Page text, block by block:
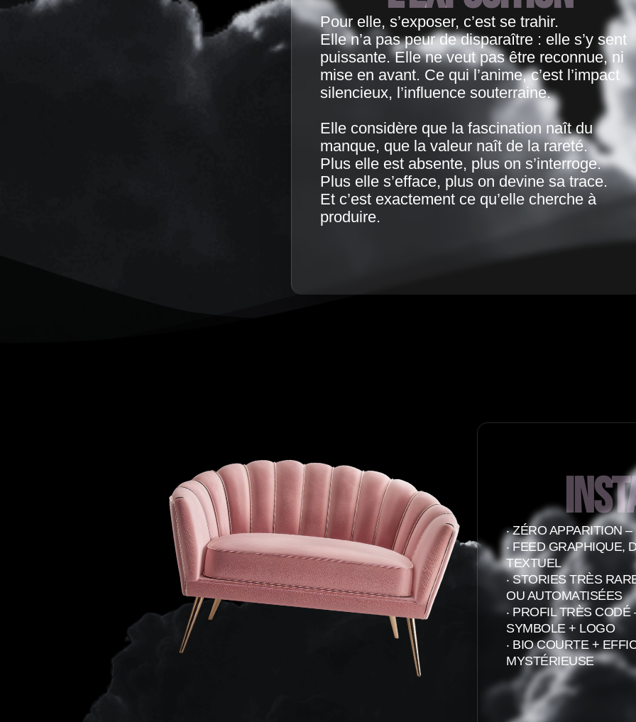
Pour elle, s’exposer, c’est se trahir.
Elle n’a pas peur de disparaître : elle s’y sent
puissante. Elle ne veut pas être reconnue, ni
mise en avant. Ce qui l’anime, c’est l’impact
silencieux, l’influence souterraine.
Elle considère que la fascination naît du
manque, que la valeur naît de la rareté.
Plus elle est absente, plus on s’interroge.
Plus elle s’efface, plus on devine sa trace.
Et c’est exactement ce qu’elle cherche à
produire.
‧ ZÉRO APPARITION
‧ FEED GRAPHIQUE,
TEXTUEL
‧ STORIES TRÈS
OU AUTOMATISÉES
‧ PROFIL TRÈS
SYMBOLE + LOGO
‧ BIO COURTE +
MYSTÉRIEUSE